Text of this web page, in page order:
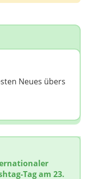
Neues übers
Tag am 23.